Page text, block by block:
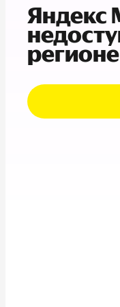
Яндекс
регионе